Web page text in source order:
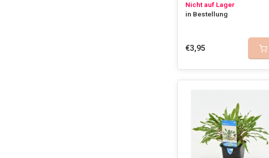
Nicht auf Lager
in Bestellung
€3,95